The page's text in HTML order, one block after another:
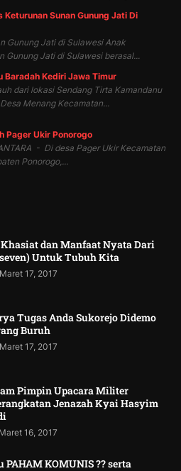
Keturunan Sunan Gunung Jati Di
Gunung Jati di Sulawesi Anak
Gunung Jati di Sulawesi berasal...
Baradah Kediri Jawa Timur
dari lokasi Sendang Tirta Kamandanu
Menang Kecamatan...
Pager Ukir Ponorogo
- Di desa Pager Ukir Kecamatan
Ponorogo,...
dan Manfaat Nyata Dari
Untuk Tubuh Kita
17, 2017
Tugas Anda Sukorejo Didemo
Buruh
17, 2017
Pimpin Upacara Militer
Jenazah Kyai Hasyim
16, 2017
PAHAM KOMUNIS ?? serta